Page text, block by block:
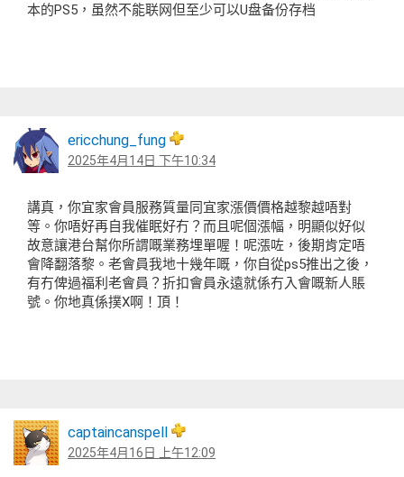
本的PS5，虽然不能联网但至少可以U盘备份存档
ericchung_fung
2025年4月14日 下午10:34
講真，你宜家會員服務質量同宜家漲價價格越黎越唔對
等。你唔好再自我催眠好冇？而且呢個漲幅，明顯似好似
故意讓港台幫你所謂嘅業務埋單喔！呢漲咗，後期肯定唔
會降翻落黎。老會員我地十幾年嘅，你自從ps5推出之後，
有冇俾過福利老會員？折扣會員永遠就係冇入會嘅新人賬
號。你地真係撲X啊！頂！
captaincanspell
2025年4月16日 上午12:09